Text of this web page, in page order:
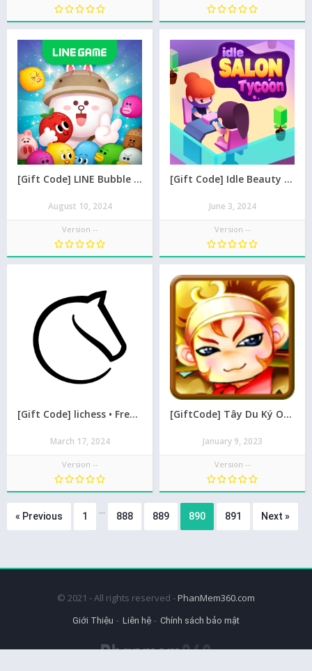
[Gift Code] LINE Bubble 2 mới nhất 08/2026
August 10, 2024
Version --
[Gift Code] Idle Beauty Salon Tycoon mới nhất 08/2026
June 3, 2024
Version --
[Gift Code] lichess • Free Online Chess mới nhất 08/2026
March 17, 2024
Version --
[GiftCode] Tây Du Ký Offline chiến Ngưu Ma Vương mới nhất 08/2026
January 9, 2023
Version --
« Previous 1 888 889 890 891 Next »
© 2021 - All rights reserved - PhanMem360.com
Giới Thiệu Liên hệ Chính sách bảo mật